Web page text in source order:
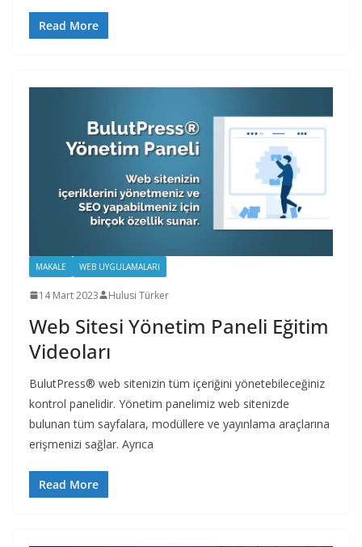
Read More
MAKALE WEB UYGULAMALARI
14 Mart 2023 Hulusi Türker
Web Sitesi Yönetim Paneli Eğitim
Videoları
BulutPress® web sitenizin tüm içeriğini yönetebileceğiniz
kontrol panelidir. Yönetim panelimiz web sitenizde
bulunan tüm sayfalara, modüllere ve yayınlama araçlarına
erişmenizi sağlar. Ayrıca
Read More